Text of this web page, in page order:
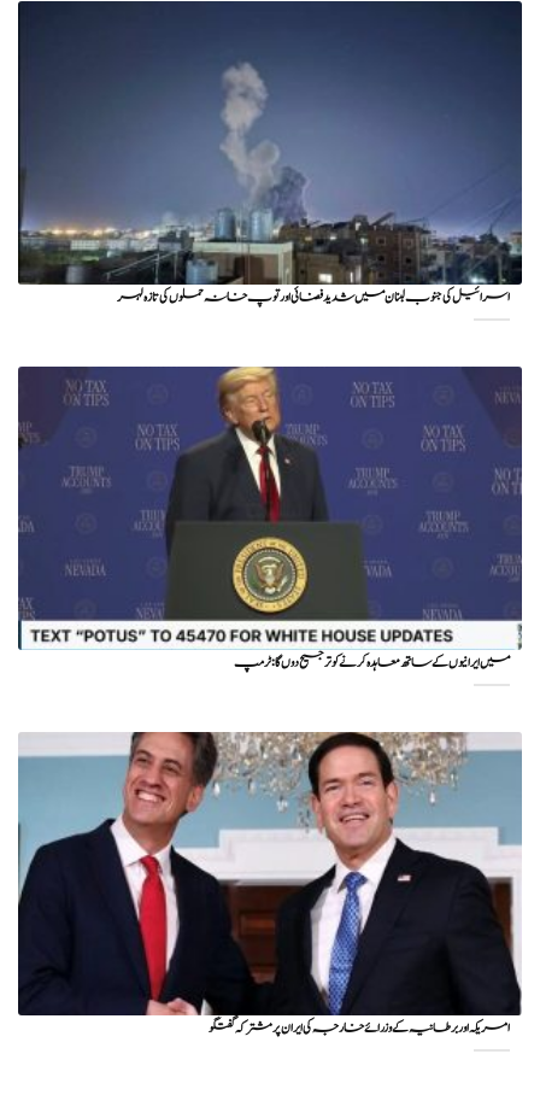
اسرائیل کی جنوب لبنان میں شدید فضائی اور توپ خانہ حملوں کی تازہ لہر
میں ایرانیوں کے ساتھ معاہدہ کرنے کو ترجیح دوں گا : ٹرمپ
امریکہ اور برطانیہ کے وزرائے خارجہ کی ایران پر مشترکہ گفتگو